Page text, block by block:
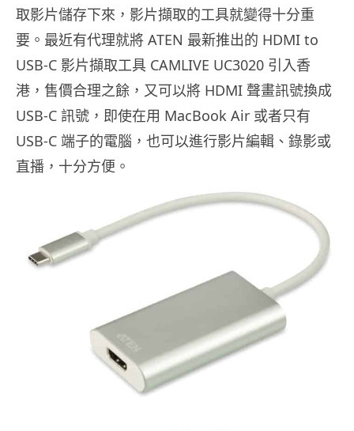
取影片儲存下來，影片擷取的工具就變得十分重
要。最近有代理就將 ATEN 最新推出的 HDMI to
USB-C 影片擷取工具 CAMLIVE UC3020 引入香
港，售價合理之餘，又可以將 HDMI 聲畫訊號換成
USB-C 訊號，即使在用 MacBook Air 或者只有
USB-C 端子的電腦，也可以進行影片編輯、錄影或
直播，十分方便。